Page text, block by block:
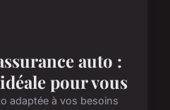
auto :
pour vous
adaptée à vos besoins